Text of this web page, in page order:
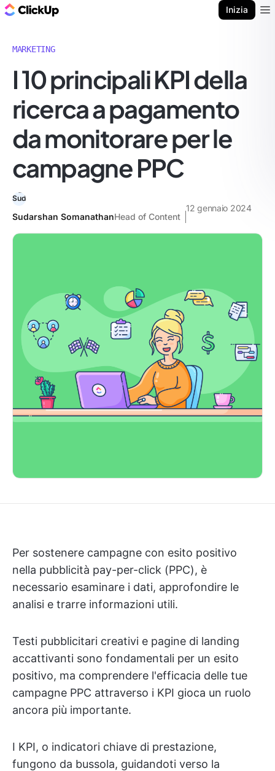
Inizia
MARKETING
I 10 principali KPI della
ricerca a pagamento
da monitorare per le
campagne PPC
Sudarshan SomanathanHead of Content
12 gennaio 2024
Per sostenere campagne con esito positivo
nella pubblicità pay-per-click (PPC), è
necessario esaminare i dati, approfondire le
analisi e trarre informazioni utili.
Testi pubblicitari creativi e pagine di landing
accattivanti sono fondamentali per un esito
positivo, ma comprendere l'efficacia delle tue
campagne PPC attraverso i KPI gioca un ruolo
ancora più importante.
I KPI, o indicatori chiave di prestazione,
fungono da bussola, guidandoti verso la